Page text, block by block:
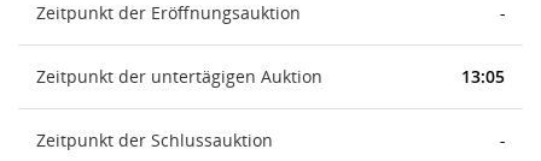
Zeitpunkt der Eröffnungsauktion -
Zeitpunkt der untertägigen Auktion 13:05
Zeitpunkt der Schlussauktion -